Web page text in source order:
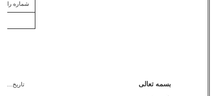
بسمه تعالی
شماره رایانه